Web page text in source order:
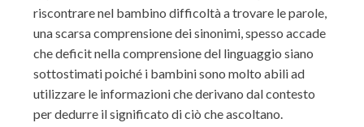
riscontrare nel bambino difficoltà a trovare le parole,
una scarsa comprensione dei sinonimi, spesso accade
che deficit nella comprensione del linguaggio siano
sottostimati poiché i bambini sono molto abili ad
utilizzare le informazioni che derivano dal contesto
per dedurre il significato di ciò che ascoltano.